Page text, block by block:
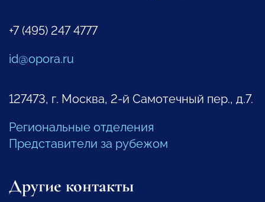
+7 (495) 247 4777
id@opora.ru
127473, г. Москва, 2-й Самотечный пер., д.7.
Региональные отделения
Представители за рубежом
Другие контакты